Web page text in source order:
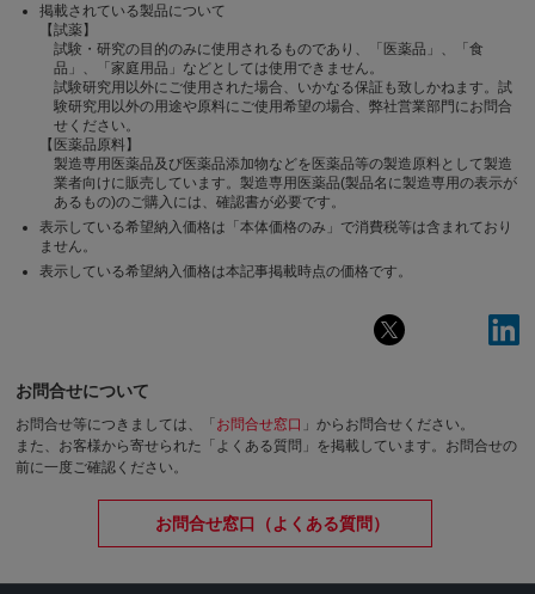
掲載されている製品について
【試薬】
試験・研究の目的のみに使用されるものであり、「医薬品」、「食
品」、「家庭用品」などとしては使用できません。
試験研究用以外にご使用された場合、いかなる保証も致しかねます。試
験研究用以外の用途や原料にご使用希望の場合、弊社営業部門にお問合
せください。
【医薬品原料】
製造専用医薬品及び医薬品添加物などを医薬品等の製造原料として製造
業者向けに販売しています。製造専用医薬品(製品名に製造専用の表示が
あるもの)のご購入には、確認書が必要です。
表示している希望納入価格は「本体価格のみ」で消費税等は含まれており
ません。
表示している希望納入価格は本記事掲載時点の価格です。
お問合せについて
お問合せ等につきましては、「お問合せ窓口 」からお問合せください。
また、お客様から寄せられた「よくある質問」を掲載しています。お問合せの
前に一度ご確認ください。
お問合せ窓口（よくある質問）